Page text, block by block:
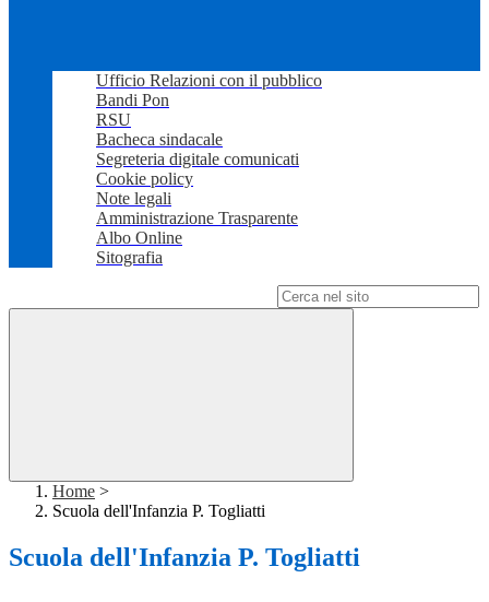
Ufficio Relazioni con il pubblico
Bandi Pon
RSU
Bacheca sindacale
Segreteria digitale comunicati
Cookie policy
Note legali
Amministrazione Trasparente
Albo Online
Sitografia
Home >
Scuola dell'Infanzia P. Togliatti
Scuola dell'Infanzia P. Togliatti